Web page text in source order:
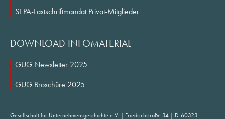
Journal of Business History
Scientific Symposia
Services
Teilnehmen#OeffentlicheVortragsveranstaltung
SEPA-Lastschriftmandat Privat-Mitglieder
DOWNLOAD INFOMATERIAL
GUG Newsletter 2025
GUG Broschüre 2025
Gesellschaft für Unternehmensgeschichte e.V. | Friedrichstraße 34 | D-60323